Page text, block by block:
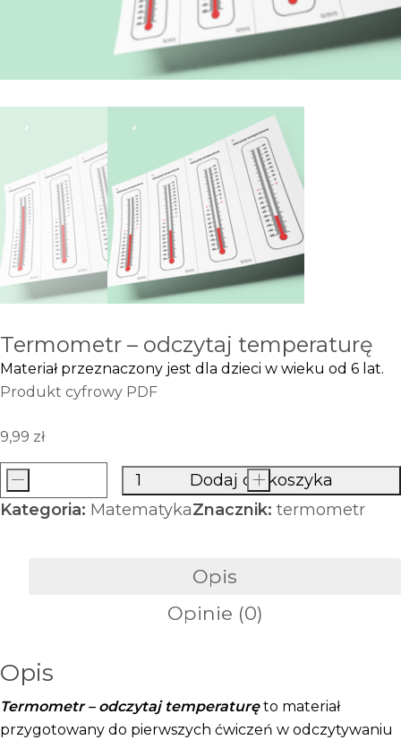
Termometr – odczytaj temperaturę
Materiał przeznaczony jest dla dzieci w wieku od 6 lat.
Produkt cyfrowy PDF
9,99 zł
ilość
Termometr
- +
Dodaj do koszyka
Kategoria: MatematykaZnacznik: termometr
Opis
Opinie (0)
Opis
Termometr – odczytaj temperaturęto materiał
przygotowany do pierwszych ćwiczeń w odczytywaniu